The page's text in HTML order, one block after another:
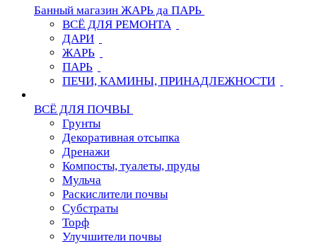
Банный магазин ЖАРЬ да ПАРЬ
ВСЁ ДЛЯ РЕМОНТА
ДАРИ
ЖАРЬ
ПАРЬ
ПЕЧИ, КАМИНЫ, ПРИНАДЛЕЖНОСТИ
ВСЁ ДЛЯ ПОЧВЫ
Грунты
Декоративная отсыпка
Дренажи
Компосты, туалеты, пруды
Мульча
Раскислители почвы
Субстраты
Торф
Улучшители почвы